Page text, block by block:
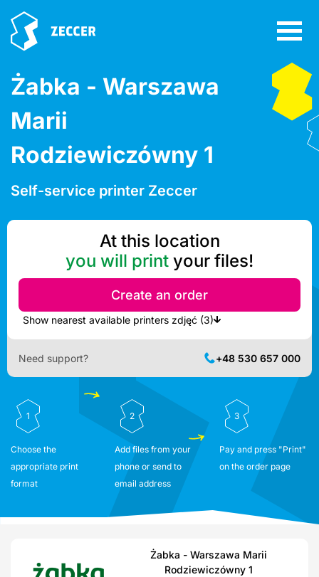
Żabka - Warszawa
Marii
Rodziewiczówny 1
Self-service printer Zeccer
At this location
you will print your files!
Create an order
Show nearest available printers zdjęć (3)
Need support? +48 530 657 000
1
Choose the
appropriate print
format
2
Add files from your
phone or send to
email address
3
Pay and press "Print"
on the order page
Żabka - Warszawa Marii
Rodziewiczówny 1